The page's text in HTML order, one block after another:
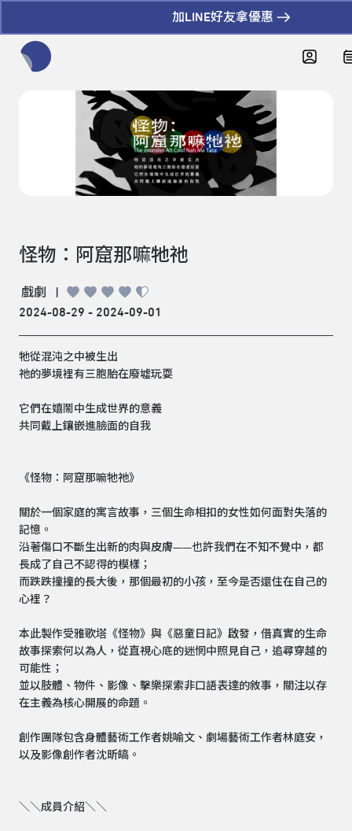
加LINE好友拿優惠
怪物：阿窟那嘛牠祂
戲劇
|
2024-08-29 - 2024-09-01
牠從混沌之中被生出
祂的夢境裡有三胞胎在廢墟玩耍
它們在嬉鬧中生成世界的意義
共同戴上鑲嵌進臉面的自我
《怪物：阿窟那嘛牠祂》
關於一個家庭的寓言故事，三個生命相扣的女性如何面對失落的
記憶。
沿著傷口不斷生出新的肉與皮膚——也許我們在不知不覺中，都
長成了自己不認得的模樣；
而跌跌撞撞的長大後，那個最初的小孩，至今是否還住在自己的
心裡？
本此製作受雅歌塔《怪物》與《惡童日記》啟發，借真實的生命
故事探索何以為人，從直視心底的迷惘中照見自己，追尋穿越的
可能性；
並以肢體、物件、影像、擊樂探索非口語表達的敘事，關注以存
在主義為核心開展的命題。
創作團隊包含身體藝術工作者姚喻文、劇場藝術工作者林庭安，
以及影像創作者沈昕皜。
＼＼成員介紹＼＼